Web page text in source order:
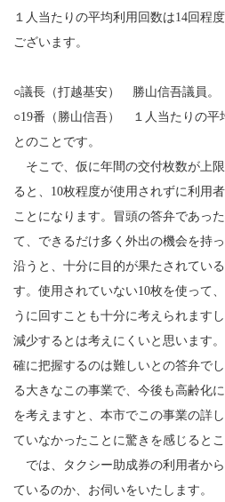
１人当たりの平均利用回数は14回程
ございます。
○議長（打越基安） 勝山信吾議員。
○19番（勝山信吾） １人当たりの平
とのことです。
そこで、仮に年間の交付枚数が上限
ると、10枚程度が使用されずに利用
ことになります。冒頭の答弁であっ
て、できるだけ多く外出の機会を持
沿うと、十分に目的が果たされてい
す。使用されていない10枚を使って
うに回すことも十分に考えられます
減少するとは考えにくいと思います
確に把握するのは難しいとの答弁で
る大きなこの事業で、今後も高齢化
を考えますと、本市でこの事業の詳
ていなかったことに驚きを感じるとこ
では、タクシー助成券の利用者か
ているのか、お伺いをいたします。